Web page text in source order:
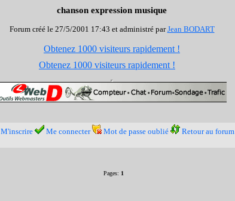
chanson expression musique
Forum créé le 27/5/2001 17:43 et administré parJean BODART
Obtenez 1000 visiteurs rapidement !
Obtenez 1000 visiteurs rapidement !
M'inscrire Me connecter Mot de passe oublié Retour au forum
Pages: 1